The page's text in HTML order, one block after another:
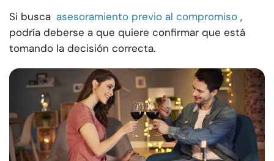
Si busca asesoramiento previo al compromiso ,
podría deberse a que quiere confirmar que está
tomando la decisión correcta.